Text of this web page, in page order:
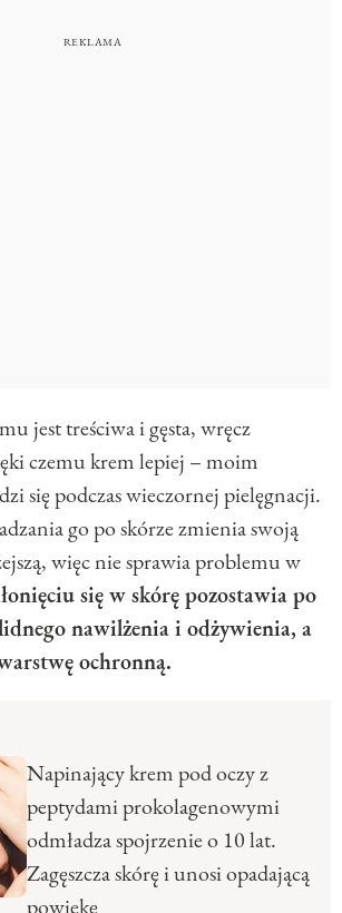
jest treściwa i gęsta, wręcz
czemu krem lepiej – moim
się podczas wieczornej pielęgnacji.
go po skórze zmienia swoją
więc nie sprawia problemu w
się w skórę pozostawia po
nawilżenia i odżywienia, a
ochronną.
Napinający krem pod oczy z
peptydami prokolagenowymi
odmładza spojrzenie o 10 lat.
Zagęszcza skórę i unosi opadającą
powiekę